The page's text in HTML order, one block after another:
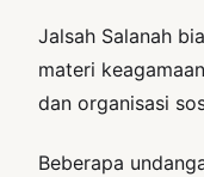
Jalsah Salanah
materi
dan organisasi
Beberapa